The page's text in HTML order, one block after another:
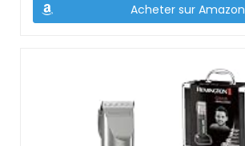
Acheter sur Amazon